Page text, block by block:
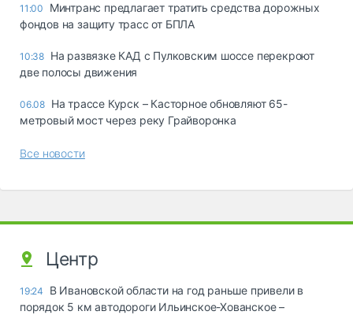
11:00
Минтранс предлагает тратить средства дорожных
фондов на защиту трасс от БПЛА
10:38 На развязке КАД с Пулковским шоссе перекроют
две полосы движения
06.08 На трассе Курск – Касторное обновляют 65-
метровый мост через реку Грайворонка
Все новости
Центр
19:24
В Ивановской области на год раньше привели в
порядок 5 км автодороги Ильинское-Хованское –